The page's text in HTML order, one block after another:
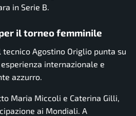
in Serie B.
il torneo femminile
Agostino Origlio punta su
internazionale e
azzurro.
Maria Miccoli e Caterina Gilli,
ai Mondiali. A